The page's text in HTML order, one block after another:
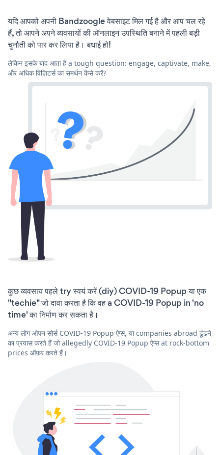
यदि आपको अपनी Bandzoogle वेबसाइट मिल गई है और आप चल रहे
हैं, तो आपने अपने व्यवसायों की ऑनलाइन उपस्थिति बनाने में पहली बड़ी
चुनौती को पार कर लिया है। बधाई हो!
लेकिन इसके बाद आता है a tough question: engage, captivate, make,
और अधिक विज़िटर्स का समर्थन कैसे करें?
कुछ व्यवसाय पहले try स्वयं करें (diy) COVID-19 Popup या एक
"techie" जो दावा करता है कि वह a COVID-19 Popup in 'no
time' का निर्माण कर सकता है।
अन्य लोग ओपन सोर्स COVID-19 Popup ऐप्स, या companies abroad ढूंढने
का प्रयास करते हैं जो allegedly COVID-19 Popup ऐप्स at rock-bottom
prices ऑफ़र करते हैं।